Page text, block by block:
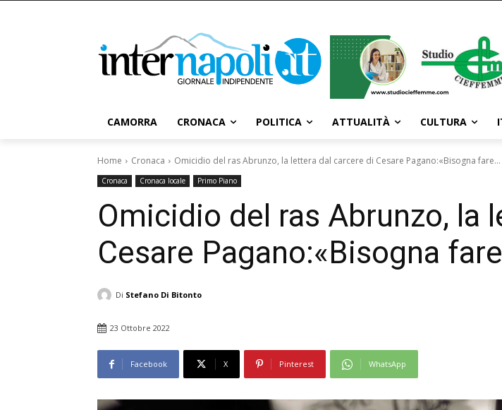
CAMORRA CRONACA POLITICA ATTUALITÀ CULTURA
Home Cronaca Omicidio del ras Abrunzo, la lettera dal carcere di Cesare Pagano:«Bisogna fare...
Cronaca Cronaca locale Primo Piano
Omicidio del ras Abrunzo, la
Cesare Pagano:«Bisogna
Di Stefano Di Bitonto
23 Ottobre 2022
Facebook X Pinterest WhatsApp